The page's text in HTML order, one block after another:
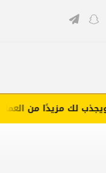
لك مزيدًا من العملاء